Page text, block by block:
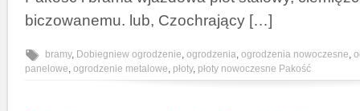
biczowanemu. lub, Czochrający […]
bramy, Dobiegniew ogrodzenie, ogrodzenia, ogrodzenia nowoczesne,
panelowe, ogrodzenie metalowe, płoty, płoty nowoczesne Pakość